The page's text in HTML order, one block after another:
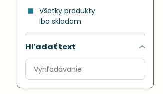
Všetky produkty
Iba skladom
Hľadať text
Prehľadať
výsledky
filtra